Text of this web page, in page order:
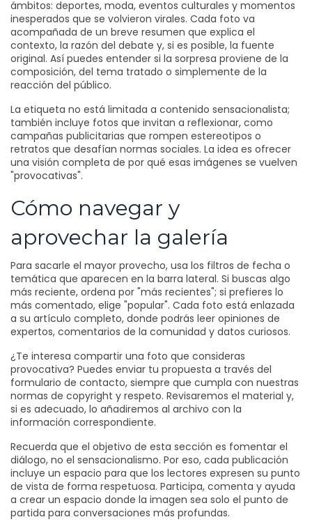
ámbitos: deportes, moda, eventos culturales y momentos
inesperados que se volvieron virales. Cada foto va
acompañada de un breve resumen que explica el
contexto, la razón del debate y, si es posible, la fuente
original. Así puedes entender si la sorpresa proviene de la
composición, del tema tratado o simplemente de la
reacción del público.
La etiqueta no está limitada a contenido sensacionalista;
también incluye fotos que invitan a reflexionar, como
campañas publicitarias que rompen estereotipos o
retratos que desafían normas sociales. La idea es ofrecer
una visión completa de por qué esas imágenes se vuelven
"provocativas".
Cómo navegar y
aprovechar la galería
Para sacarle el mayor provecho, usa los filtros de fecha o
temática que aparecen en la barra lateral. Si buscas algo
más reciente, ordena por "más recientes"; si prefieres lo
más comentado, elige "popular". Cada foto está enlazada
a su artículo completo, donde podrás leer opiniones de
expertos, comentarios de la comunidad y datos curiosos.
¿Te interesa compartir una foto que consideras
provocativa? Puedes enviar tu propuesta a través del
formulario de contacto, siempre que cumpla con nuestras
normas de copyright y respeto. Revisaremos el material y,
si es adecuado, lo añadiremos al archivo con la
información correspondiente.
Recuerda que el objetivo de esta sección es fomentar el
diálogo, no el sensacionalismo. Por eso, cada publicación
incluye un espacio para que los lectores expresen su punto
de vista de forma respetuosa. Participa, comenta y ayuda
a crear un espacio donde la imagen sea solo el punto de
partida para conversaciones más profundas.